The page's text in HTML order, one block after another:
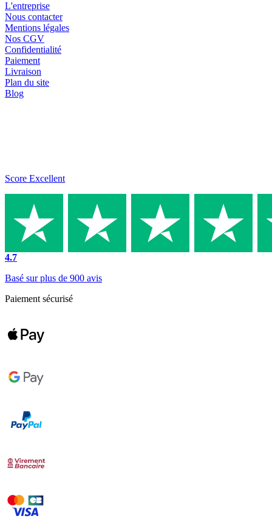
L'entreprise
Nous contacter
Mentions légales
Nos CGV
Confidentialité
Paiement
Livraison
Plan du site
Blog
Score Excellent
4.7
Basé sur plus de 900 avis
Paiement sécurisé